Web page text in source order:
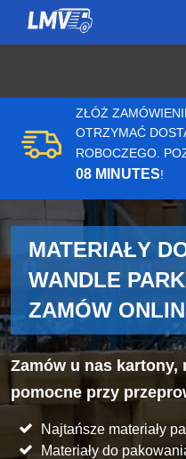
ZŁÓŻ
OTRZYMAĆ
ROBOCZEGO.
08 MINUTES!
MATERIAŁY
WANDLE
ZAMÓW
Zamów u nas kartony,
pomocne przy
Najtańsze materiały
Materiały do